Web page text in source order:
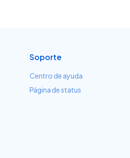
Soporte
Centro de ayuda
Página de status